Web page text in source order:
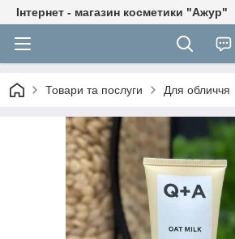
Інтернет - магазин косметики "Ажур"
Товари та послуги Для обличчя